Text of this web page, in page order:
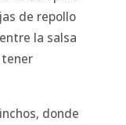
de repollo
la salsa
tener
donde